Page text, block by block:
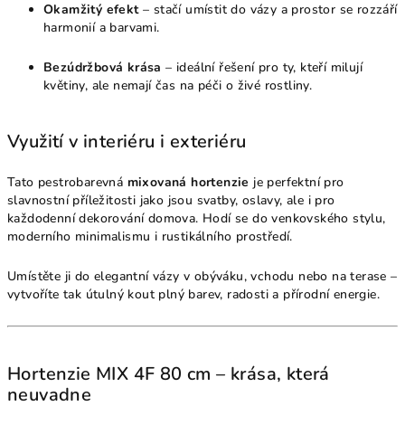
Okamžitý efekt– stačí umístit do vázy a prostor se rozzáří
harmonií a barvami.
Bezúdržbová krása – ideální řešení pro ty, kteří milují
květiny, ale nemají čas na péči o živé rostliny.
Využití v interiéru i exteriéru
Tato pestrobarevná mixovaná hortenzie je perfektní pro
slavnostní příležitosti jako jsou svatby, oslavy, ale i pro
každodenní dekorování domova. Hodí se do venkovského stylu,
moderního minimalismu i rustikálního prostředí.
Umístěte ji do elegantní vázy v obýváku, vchodu nebo na terase –
vytvoříte tak útulný kout plný barev, radosti a přírodní energie.
Hortenzie MIX 4F 80 cm – krása, která
neuvadne